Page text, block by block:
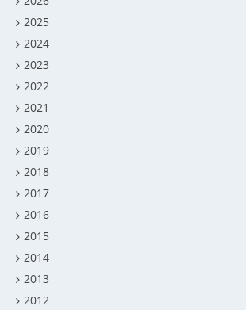
2025
2024
2023
2022
2021
2020
2019
2018
2017
2016
2015
2014
2013
2012